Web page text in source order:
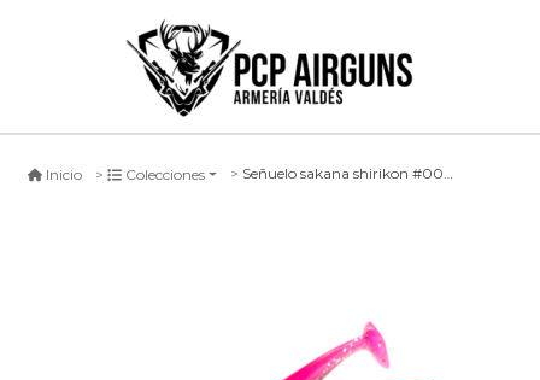
Inicio Colecciones Señuelo sakana shirikon #004, 12cm